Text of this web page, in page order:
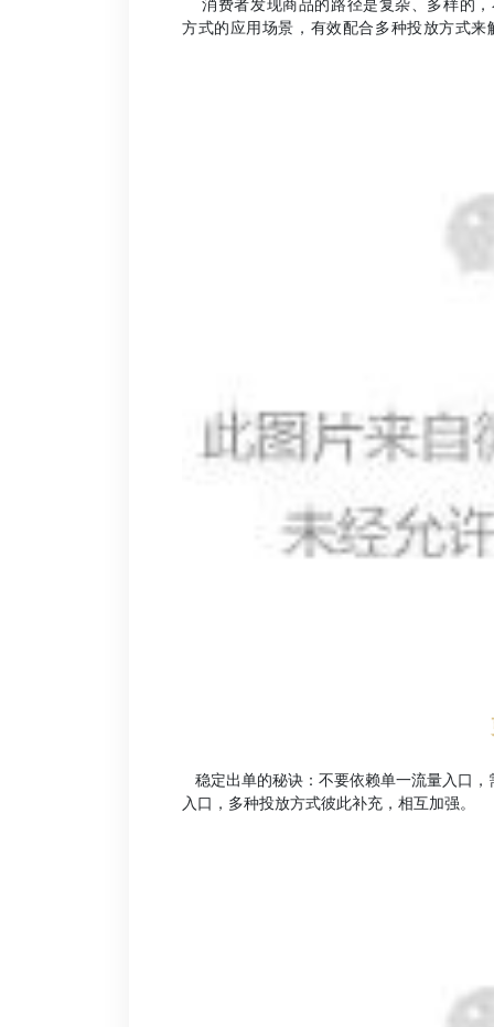
方式的应用场景，有效配合多种投放方式来
稳定出单的秘诀：不要依赖单一流量入口
入口，多种投放方式彼此补充，相互加强。